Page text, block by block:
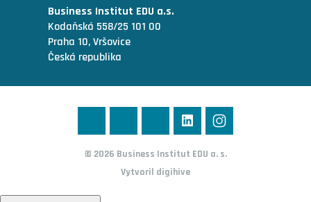
Business Institut EDU a.s.
Kodaňská 558/25 101 00
Praha 10, Vršovice
Česká republika
© 2026 Business Institut EDU a. s.
Vytvoril digihive